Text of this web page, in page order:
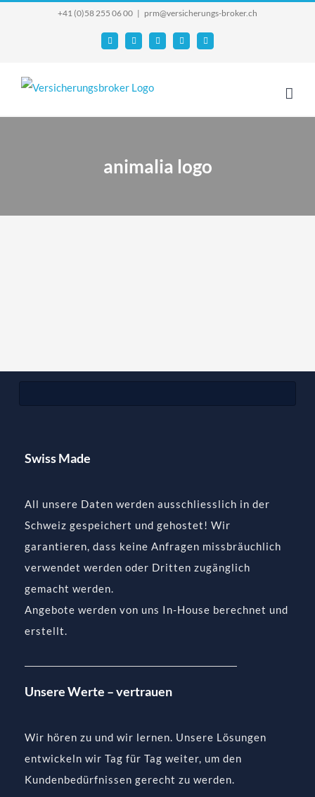
+41 (0)58 255 06 00 | prm@versicherungs-broker.ch
Email FacebookYouTube
X Instagram
animalia logo
Swiss Made
All unsere Daten werden ausschliesslich in der
Schweiz gespeichert und gehostet! Wir
garantieren, dass keine Anfragen missbräuchlich
verwendet werden oder Dritten zugänglich
gemacht werden.
Angebote werden von uns In-House berechnet und
erstellt.
Unsere Werte – vertrauen
Wir hören zu und wir lernen. Unsere Lösungen
entwickeln wir Tag für Tag weiter, um den
Kundenbedürfnissen gerecht zu werden.